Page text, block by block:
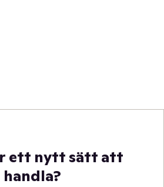
ett nytt sätt att
handla?